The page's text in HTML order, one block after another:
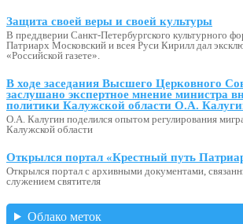
Защита своей веры и своей культуры
В преддверии Санкт-Петербургского культурного
Патриарх Московский и всея Руси Кирилл дал
«Российской газете».
В ходе заседания Высшего Церковного
заслушано экспертное мнение министра
политики Калужской области О.А.
О.А. Калугин поделился опытом регулирования
Калужской области
Открылся портал «Крестный путь
Открылся портал с архивными документами,
служением святителя
Облако меток